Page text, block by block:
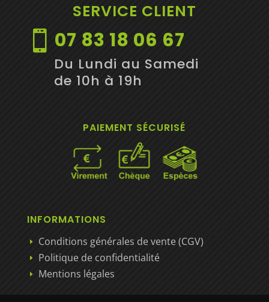
SERVICE CLIENT
 07 83 18 06 67
Du Lundi au Samedi
de 10h à 19h
PAIEMENT SÉCURISÉ
INFORMATIONS
E Conditions générales de vente (CGV)
E Politique de confidentialité
E Mentions légales